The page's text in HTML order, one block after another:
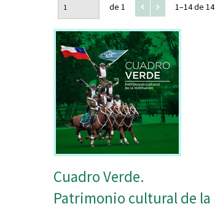
de 1 1–14 de 14
Cuadro Verde.
Patrimonio cultural de la